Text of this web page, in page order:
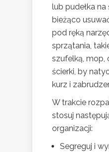
lub pudełka
bieżąco
pod ręką
sprzątania,
szufelką, mop,
ścierki, by
kurz i
W trakcie
stosuj
organizacji:
Segreguj i